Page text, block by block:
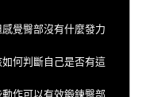
覺臀部沒有什麼發力
何判斷自己是否有這
作可以有效鍛鍊臀部